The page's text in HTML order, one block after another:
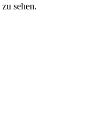
sehen.